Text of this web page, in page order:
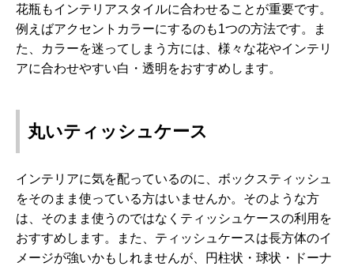
花瓶もインテリアスタイルに合わせることが重要です。
例えばアクセントカラーにするのも1つの方法です。ま
た、カラーを迷ってしまう方には、様々な花やインテリ
アに合わせやすい白・透明をおすすめします。
丸いティッシュケース
インテリアに気を配っているのに、ボックスティッシュ
をそのまま使っている方はいませんか。そのような方
は、そのまま使うのではなくティッシュケースの利用を
おすすめします。また、ティッシュケースは長方体のイ
メージが強いかもしれませんが、円柱状・球状・ドーナ